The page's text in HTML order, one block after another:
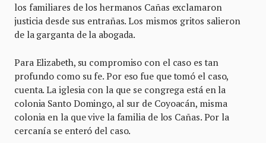
los familiares de los hermanos Cañas exclamaron
justicia desde sus entrañas. Los mismos gritos salieron
de la garganta de la abogada.
Para Elizabeth, su compromiso con el caso es tan
profundo como su fe. Por eso fue que tomó el caso,
cuenta. La iglesia con la que se congrega está en la
colonia Santo Domingo, al sur de Coyoacán, misma
colonia en la que vive la familia de los Cañas. Por la
cercanía se enteró del caso.